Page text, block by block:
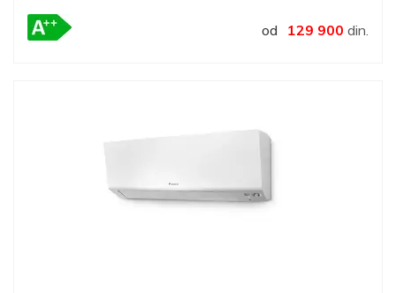
od 129 900 din.